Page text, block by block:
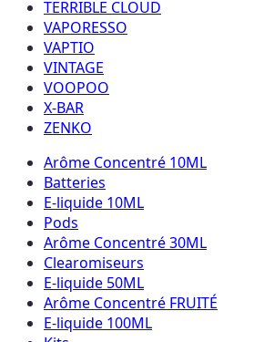
TERRIBLE CLOUD
VAPORESSO
VAPTIO
VINTAGE
VOOPOO
X-BAR
ZENKO
Arôme Concentré 10ML
Batteries
E-liquide 10ML
Pods
Arôme Concentré 30ML
Clearomiseurs
E-liquide 50ML
Arôme Concentré FRUITÉ
E-liquide 100ML